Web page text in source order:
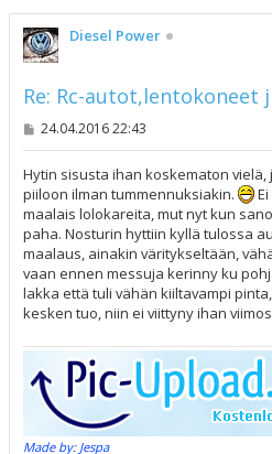
Diesel Power
Re: Rc-autot,lentokoneet
V
s
t
i
24.04.2016 22:43
Hytin sisusta ihan koskematon
piiloon ilman tummennuksiakin.
maalais lolokareita, mut nyt kun
paha. Nosturin hyttiin kyllä tulossa
maalaus, ainakin väritykseltään,
vaan ennen messuja kerinny ku
lakka että tuli vähän kiiltavampi
kesken tuo, niin ei viittyny ihan
Made by: Jespa